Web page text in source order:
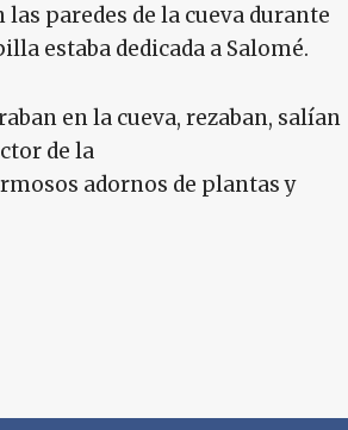
paredes de la cueva durante
estaba dedicada a Salomé.
en la cueva, rezaban, salían
de la
adornos de plantas y